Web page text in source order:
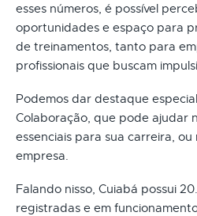
esses números, é possível
oportunidades e espaço para
de treinamentos, tanto para
profissionais que buscam
Podemos dar destaque
Colaboração, que pode ajudar
essenciais para sua carreira, ou
empresa.
Falando nisso, Cuiabá possui
registradas e em